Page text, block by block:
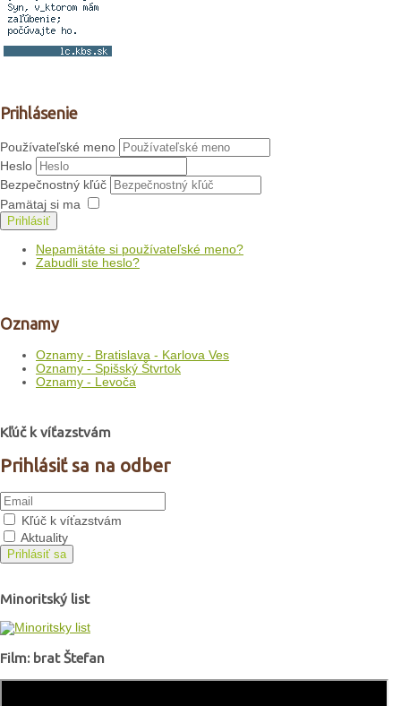
Prihlásenie
Používateľské meno
Heslo
Bezpečnostný kľúč
Pamätaj si ma
Prihlásiť
Nepamätáte si používateľské meno?
Zabudli ste heslo?
Oznamy
Oznamy - Bratislava - Karlova Ves
Oznamy - Spišský Štvrtok
Oznamy - Levoča
Kľúč k víťazstvám
Prihlásiť sa na odber
Kľúč k víťazstvám
Aktuality
Prihlásiť sa
Minoritský list
Film: brat Štefan